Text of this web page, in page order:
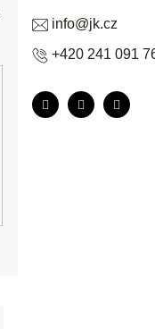
info@jk.cz
+420 241 091